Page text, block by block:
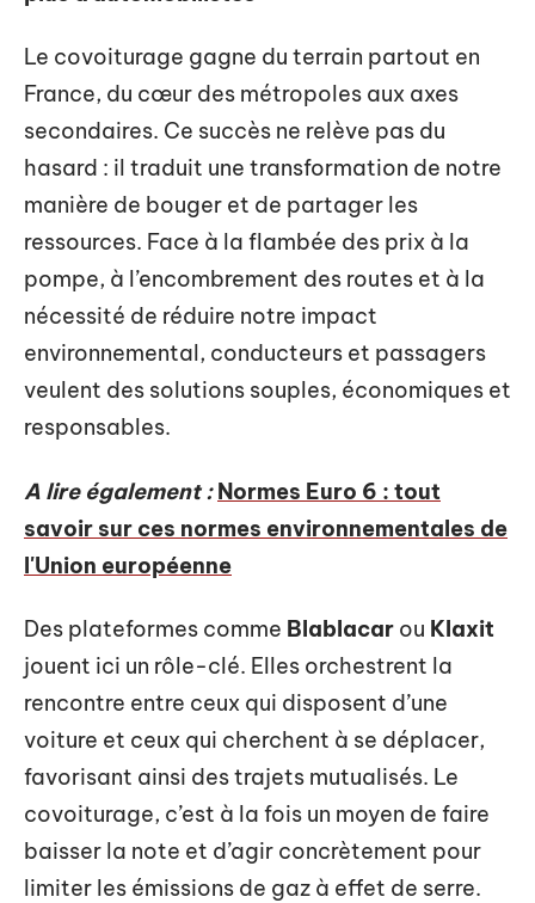
Le covoiturage gagne du terrain partout en
France, du cœur des métropoles aux axes
secondaires. Ce succès ne relève pas du
hasard : il traduit une transformation de notre
manière de bouger et de partager les
ressources. Face à la flambée des prix à la
pompe, à l’encombrement des routes et à la
nécessité de réduire notre impact
environnemental, conducteurs et passagers
veulent des solutions souples, économiques et
responsables.
A lire également : Normes Euro 6 : tout
savoir sur ces normes environnementales de
l'Union européenne
Des plateformes comme Blablacar ou Klaxit
jouent ici un rôle-clé. Elles orchestrent la
rencontre entre ceux qui disposent d’une
voiture et ceux qui cherchent à se déplacer,
favorisant ainsi des trajets mutualisés. Le
covoiturage, c’est à la fois un moyen de faire
baisser la note et d’agir concrètement pour
limiter les émissions de gaz à effet de serre.